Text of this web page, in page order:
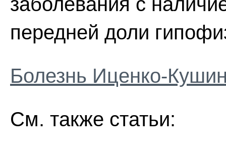
передней доли
Болезнь Иценко-
См. также статьи: